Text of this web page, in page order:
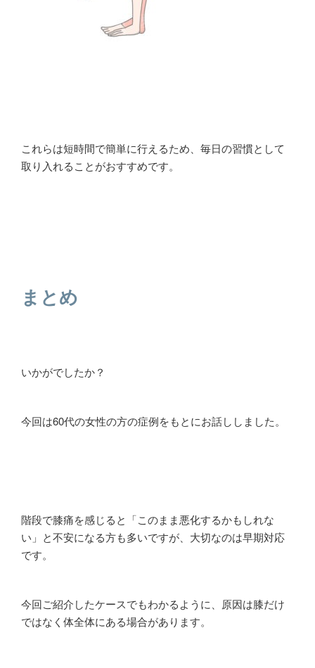
これらは短時間で簡単に行えるため、毎日の習慣として
取り入れることがおすすめです。
まとめ
いかがでしたか？
今回は60代の女性の方の症例をもとにお話ししました。
階段で膝痛を感じると「このまま悪化するかもしれな
い」と不安になる方も多いですが、大切なのは早期対応
です。
今回ご紹介したケースでもわかるように、原因は膝だけ
ではなく体全体にある場合があります。